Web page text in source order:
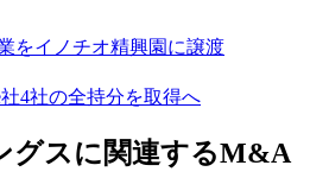
をイノチオ精興園に譲渡
4社の全持分を取得へ
グスに関連するM&A